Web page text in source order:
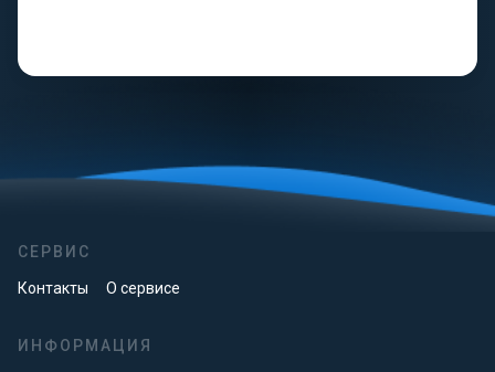
СЕРВИС
Контакты О сервисе
ИНФОРМАЦИЯ